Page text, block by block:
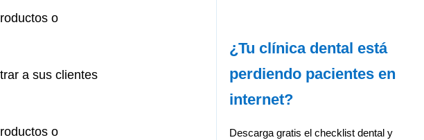
o
a sus clientes
o
¿Tu clínica dental está
perdiendo pacientes en
internet?
Descarga gratis el checklist dental y